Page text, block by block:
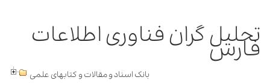
تحلیل گران فناوری اطلاعات
فارس
بانک اسناد و مقالات و کتابهای علمی